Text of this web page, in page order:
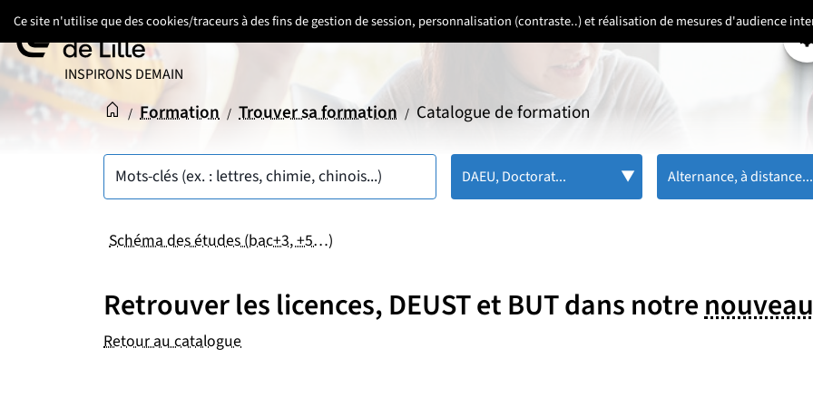
Ce site n'utilise que des cookies/traceurs à des fins de gestion de session, personnalisation (contraste..) et réalisation de mesures d'audience
Aller
contenu
Aller
au
menu
principal
Aller
pied
de
page
UNIVERSITÉ DE LILLE
INSPIRONS DEMAIN
Accueil
Accueil
/ Formation / Trouver sa formation / Catalogue de formation
Mots-clés (ex. : lettres, chimie, chinois...) DAEU, Doctorat... Alternance, à distance...
Schéma des études (bac+3, +5…)
Retrouver les licences, DEUST et BUT dans notre
Retour au catalogue